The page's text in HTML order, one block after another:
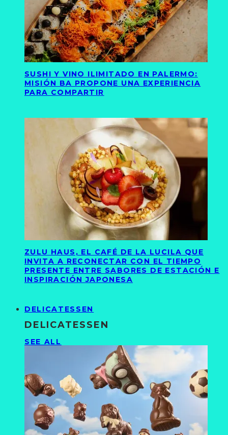
SUSHI Y VINO ILIMITADO EN PALERMO:
MISIÓN BA PROPONE UNA EXPERIENCIA
PARA COMPARTIR
ZULU HAUS, EL CAFÉ DE LA LUCILA QUE
INVITA A RECONECTAR CON EL TIEMPO
PRESENTE ENTRE SABORES DE ESTACIÓN E
INSPIRACIÓN JAPONESA
DELICATESSEN
DELICATESSEN
SEE ALL